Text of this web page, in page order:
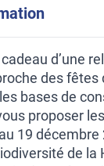
d’une
des
bases de
proposer
19
de la